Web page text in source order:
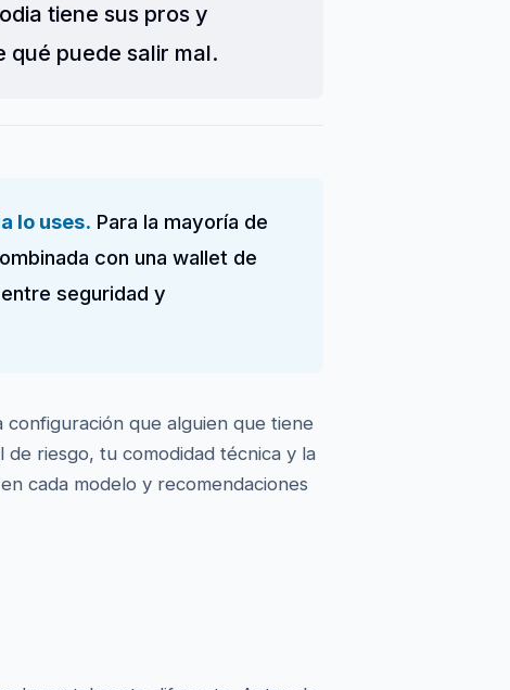
tiene sus pros y
qué puede salir mal.
lo uses. Para la mayoría de
con una wallet de
seguridad y
que alguien que tiene
riesgo, tu comodidad técnica y la
cada modelo y recomendaciones